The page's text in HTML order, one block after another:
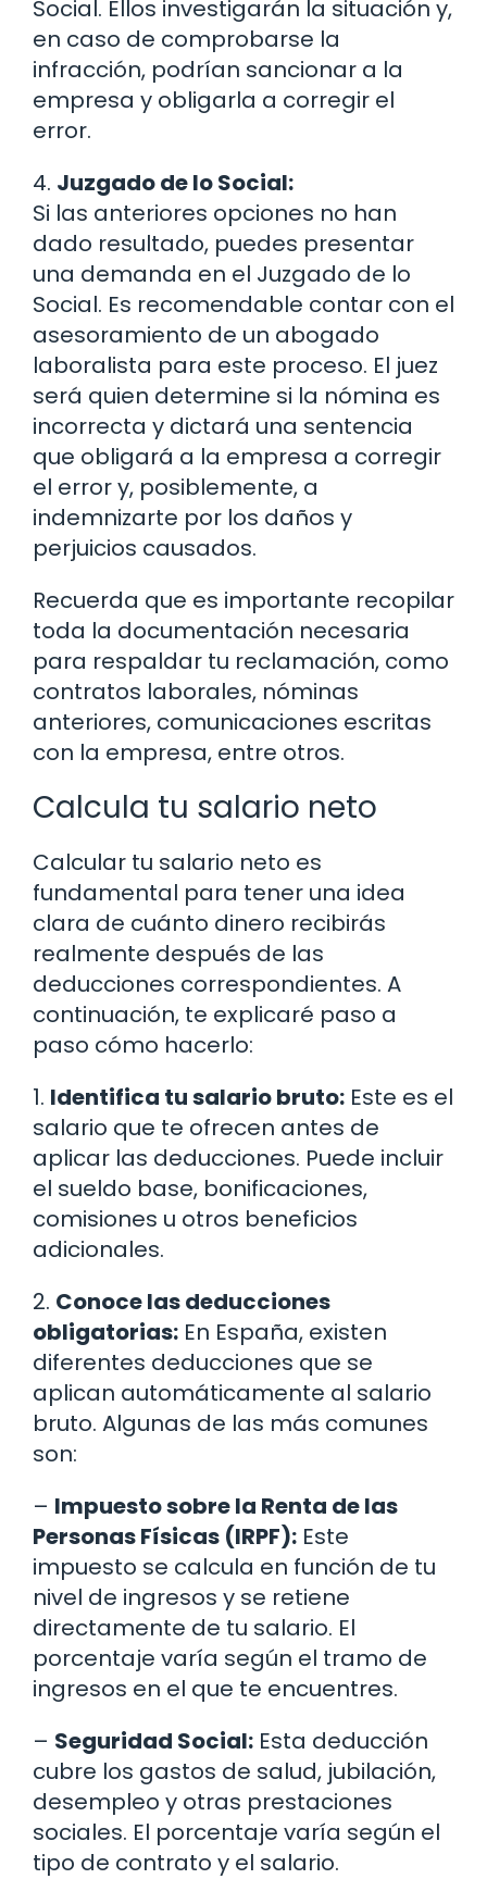
Social. Ellos investigarán la situación y,
en caso de comprobarse la
infracción, podrían sancionar a la
empresa y obligarla a corregir el
error.
4. Juzgado de lo Social:
Si las anteriores opciones no han
dado resultado, puedes presentar
una demanda en el Juzgado de lo
Social. Es recomendable contar con el
asesoramiento de un abogado
laboralista para este proceso. El juez
será quien determine si la nómina es
incorrecta y dictará una sentencia
que obligará a la empresa a corregir
el error y, posiblemente, a
indemnizarte por los daños y
perjuicios causados.
Recuerda que es importante recopilar
toda la documentación necesaria
para respaldar tu reclamación, como
contratos laborales, nóminas
anteriores, comunicaciones escritas
con la empresa, entre otros.
Calcula tu salario neto
Calcular tu salario neto es
fundamental para tener una idea
clara de cuánto dinero recibirás
realmente después de las
deducciones correspondientes. A
continuación, te explicaré paso a
paso cómo hacerlo:
1. Identifica tu salario bruto: Este es el
salario que te ofrecen antes de
aplicar las deducciones. Puede incluir
el sueldo base, bonificaciones,
comisiones u otros beneficios
adicionales.
2. Conoce las deducciones
obligatorias: En España, existen
diferentes deducciones que se
aplican automáticamente al salario
bruto. Algunas de las más comunes
son:
– Impuesto sobre la Renta de las
Personas Físicas (IRPF): Este
impuesto se calcula en función de tu
nivel de ingresos y se retiene
directamente de tu salario. El
porcentaje varía según el tramo de
ingresos en el que te encuentres.
– Seguridad Social: Esta deducción
cubre los gastos de salud, jubilación,
desempleo y otras prestaciones
sociales. El porcentaje varía según el
tipo de contrato y el salario.